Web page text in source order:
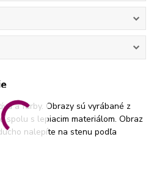
a farby. Obrazy sú vyrábané z
spolu s lepiacim materiálom. Obraz
nalepíte na stenu podľa